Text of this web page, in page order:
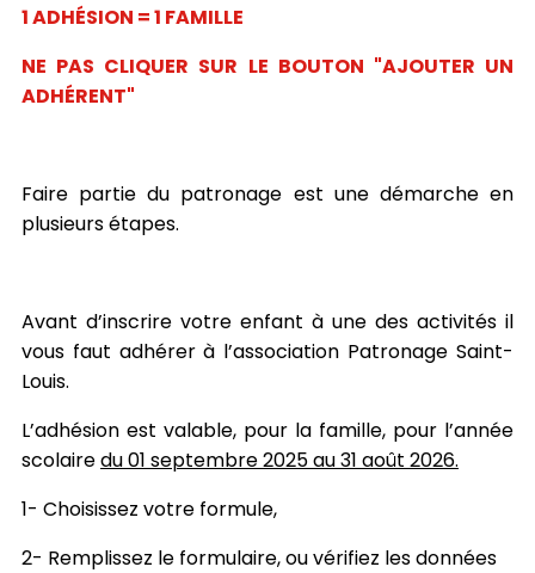
1 ADHÉSION = 1 FAMILLE
NE PAS CLIQUER SUR LE BOUTON "AJOUTER UN
ADHÉRENT"
Faire partie du patronage est une démarche en
plusieurs étapes.
Avant d’inscrire votre enfant à une des activités il
vous faut adhérer à l’association Patronage Saint-
Louis.
L’adhésion est valable, pour la famille, pour l’année
scolairedu 01 septembre 2025 au 31 août 2026.
1- Choisissez votre formule,
2- Remplissez le formulaire, ou vérifiez les données